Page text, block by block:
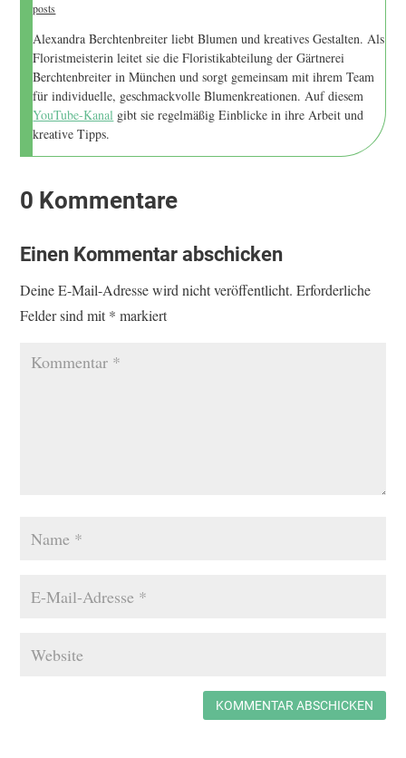
posts
Alexandra Berchtenbreiter liebt Blumen und kreatives Gestalten. Als
Floristmeisterin leitet sie die Floristikabteilung der Gärtnerei
Berchtenbreiter in München und sorgt gemeinsam mit ihrem Team
für individuelle, geschmackvolle Blumenkreationen. Auf diesem
YouTube-Kanal gibt sie regelmäßig Einblicke in ihre Arbeit und
kreative Tipps.
0 Kommentare
Einen Kommentar abschicken
Deine E-Mail-Adresse wird nicht veröffentlicht. Erforderliche
Felder sind mit* markiert
KOMMENTAR ABSCHICKEN